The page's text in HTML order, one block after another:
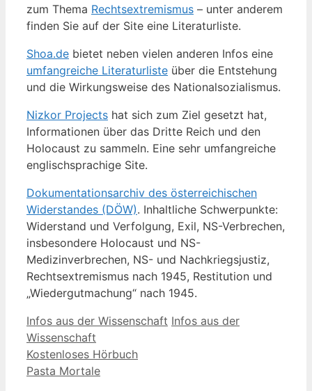
zum Thema Rechtsextremismus – unter anderem
finden Sie auf der Site eine Literaturliste.
Shoa.de bietet neben vielen anderen Infos eine
umfangreiche Literaturliste über die Entstehung
und die Wirkungsweise des Nationalsozialismus.
Nizkor Projects hat sich zum Ziel gesetzt hat,
Informationen über das Dritte Reich und den
Holocaust zu sammeln. Eine sehr umfangreiche
englischsprachige Site.
Dokumentationsarchiv des österreichischen
Widerstandes (DÖW). Inhaltliche Schwerpunkte:
Widerstand und Verfolgung, Exil, NS-Verbrechen,
insbesondere Holocaust und NS-
Medizinverbrechen, NS- und Nachkriegsjustiz,
Rechtsextremismus nach 1945, Restitution und
„Wiedergutmachung“ nach 1945.
Kategorien
Infos aus der Wissenschaft Schlagwörter
Infos aus der
Wissenschaft
Kostenloses Hörbuch
Pasta Mortale